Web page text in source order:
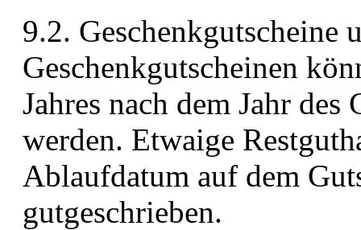
9.2. Geschenkgutscheine
Geschenkgutscheinen
Jahres nach dem Jahr
werden. Etwaige
Ablaufdatum auf dem
gutgeschrieben.